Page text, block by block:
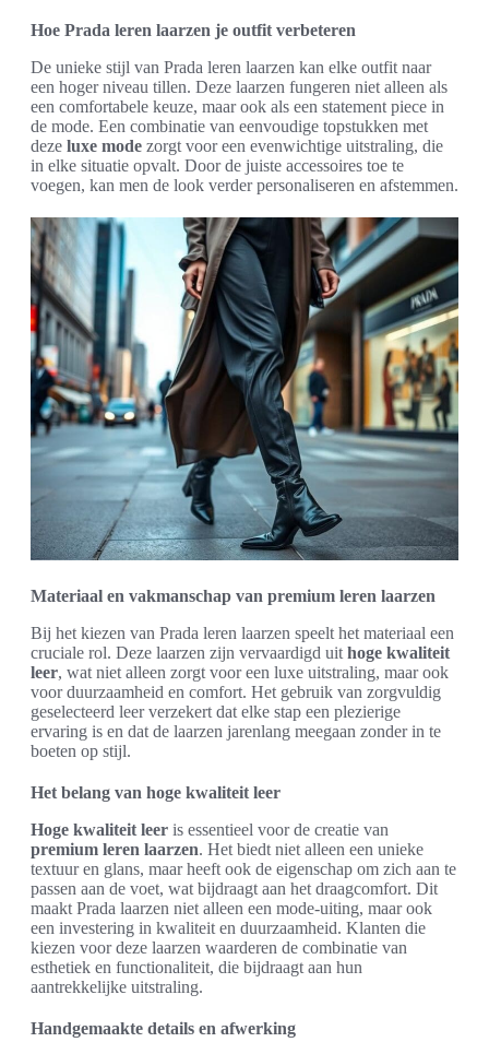
Hoe Prada leren laarzen je outfit verbeteren
De unieke stijl van Prada leren laarzen kan elke outfit naar
een hoger niveau tillen. Deze laarzen fungeren niet alleen als
een comfortabele keuze, maar ook als een statement piece in
de mode. Een combinatie van eenvoudige topstukken met
deze luxe mode zorgt voor een evenwichtige uitstraling, die
in elke situatie opvalt. Door de juiste accessoires toe te
voegen, kan men de look verder personaliseren en afstemmen.
Materiaal en vakmanschap van premium leren laarzen
Bij het kiezen van Prada leren laarzen speelt het materiaal een
cruciale rol. Deze laarzen zijn vervaardigd uit hoge kwaliteit
leer, wat niet alleen zorgt voor een luxe uitstraling, maar ook
voor duurzaamheid en comfort. Het gebruik van zorgvuldig
geselecteerd leer verzekert dat elke stap een plezierige
ervaring is en dat de laarzen jarenlang meegaan zonder in te
boeten op stijl.
Het belang van hoge kwaliteit leer
Hoge kwaliteit leer is essentieel voor de creatie van
premium leren laarzen. Het biedt niet alleen een unieke
textuur en glans, maar heeft ook de eigenschap om zich aan te
passen aan de voet, wat bijdraagt aan het draagcomfort. Dit
maakt Prada laarzen niet alleen een mode-uiting, maar ook
een investering in kwaliteit en duurzaamheid. Klanten die
kiezen voor deze laarzen waarderen de combinatie van
esthetiek en functionaliteit, die bijdraagt aan hun
aantrekkelijke uitstraling.
Handgemaakte details en afwerking